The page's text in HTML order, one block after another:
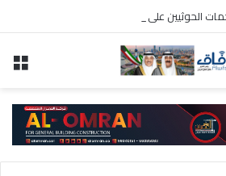
الحوثيين على السعودية والسفن التجارية